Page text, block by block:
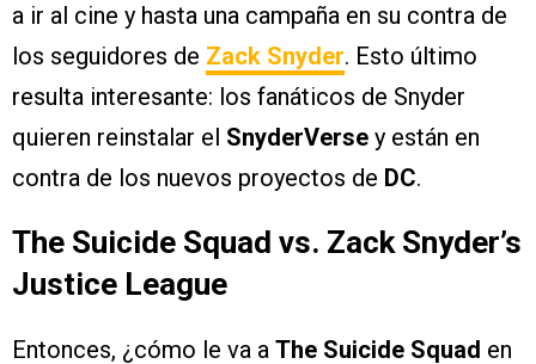
a ir al cine y hasta una campaña en su contra de
los seguidores de Zack Snyder. Esto último
resulta interesante: los fanáticos de Snyder
quieren reinstalar el SnyderVerse y están en
contra de los nuevos proyectos de DC.
The Suicide Squad vs. Zack Snyder’s
Justice League
Entonces, ¿cómo le va a The Suicide Squad en